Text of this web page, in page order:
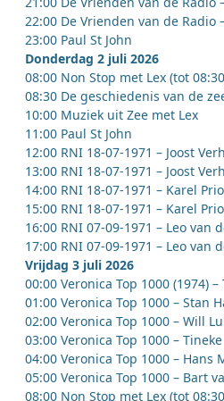
22:00 De Vrienden van de Radio
23:00 Paul St John
Donderdag 2 juli 2026
08:00 Non Stop met Lex (tot
08:30 De geschiedenis van de
10:00 Muziek uit Zee met Lex
11:00 Paul St John
12:00 RNI 18-07-1971 – Joost
13:00 RNI 18-07-1971 – Joost
14:00 RNI 18-07-1971 – Karel
15:00 RNI 18-07-1971 – Karel
16:00 RNI 07-09-1971 – Leo van
17:00 RNI 07-09-1971 – Leo van
Vrijdag 3 juli 2026
00:00 Veronica Top 1000 (1974) –
01:00 Veronica Top 1000 – Stan
02:00 Veronica Top 1000 – Will
03:00 Veronica Top 1000 – Tineke
04:00 Veronica Top 1000 – Hans
05:00 Veronica Top 1000 – Bart
08:00 Non Stop met Lex (tot